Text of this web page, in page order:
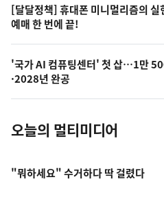
오
늘
의
사
진
[달달정책] 휴대폰 미니멀리즘의
예매 한 번에 끝!
'국가 AI 컴퓨팅센터' 첫 삽…1만
·2028년 완공
오늘의 멀티미디어
"뭐하세요" 수거하다 딱 걸렸다